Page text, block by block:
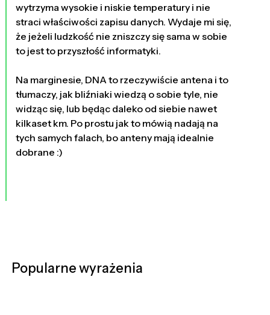
wytrzyma wysokie i niskie temperatury i nie
straci właściwości zapisu danych. Wydaje mi się,
że jeżeli ludzkość nie zniszczy się sama w sobie
to jest to przyszłość informatyki.
Na marginesie, DNA to rzeczywiście antena i to
tłumaczy, jak bliźniaki wiedzą o sobie tyle, nie
widząc się, lub będąc daleko od siebie nawet
kilkaset km. Po prostu jak to mówią nadają na
tych samych falach, bo anteny mają idealnie
dobrane :)
Popularne wyrażenia